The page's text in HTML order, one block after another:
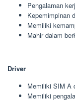
Pengalaman
Kepemimpinan
Memiliki
Mahir dalam
Driver
Memiliki SIM A
Memiliki